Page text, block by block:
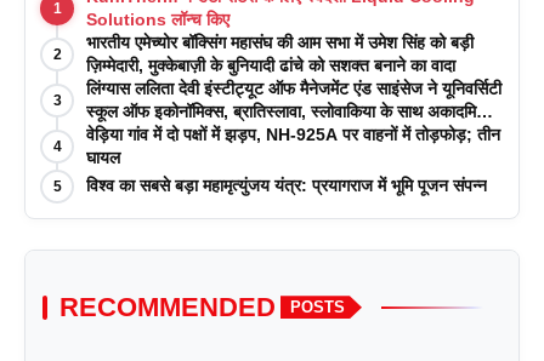
1
Solutions लॉन्च किए
2
भारतीय एमेच्योर बॉक्सिंग महासंघ की आम सभा में उमेश सिंह को बड़ी
ज़िम्मेदारी, मुक्केबाज़ी के बुनियादी ढांचे को सशक्त बनाने का वादा
3
लिंग्यास ललिता देवी इंस्टीट्यूट ऑफ मैनेजमेंट एंड साइंसेज ने यूनिवर्सिटी
स्कूल ऑफ इकोनॉमिक्स, ब्रातिस्लावा, स्लोवाकिया के साथ अकादमिक
पत्रिकाओं में प्रकाशन रणनीतियों पर एक दिवसीय कार्यशाला का
आयोजन किया
4
वेड़िया गांव में दो पक्षों में झड़प, NH-925A पर वाहनों में तोड़फोड़; तीन
घायल
5 विश्व का सबसे बड़ा महामृत्युंजय यंत्र: प्रयागराज में भूमि पूजन संपन्न
RECOMMENDED POSTS